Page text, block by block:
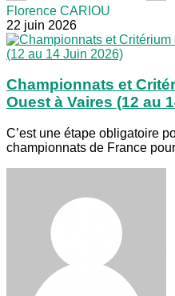
Florence CARIOU
22 juin 2026
Championnats et
Ouest à Vaires (12 au
C’est une étape obligatoire
championnats de France